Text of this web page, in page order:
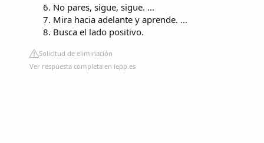
No pares, sigue, sigue. ...
Mira hacia adelante y aprende. ...
Busca el lado positivo.
Solicitud de eliminación
Ver respuesta completa en iepp.es